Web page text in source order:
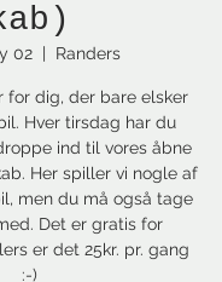
02
  |
Randers
for dig, der bare elsker
Hver tirsdag har du
ind til vores åbne
Her spiller vi nogle af
men du må også tage
Det er gratis for
er det 25kr. pr. gang
:-)